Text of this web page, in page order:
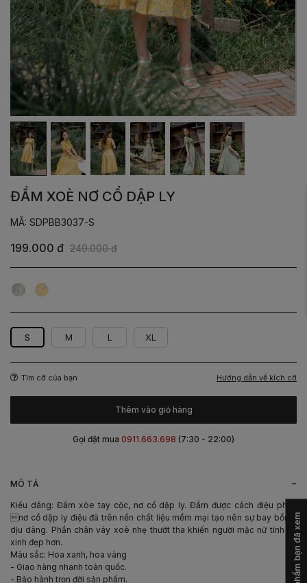
MÔ TẢ -
Kiểu dáng: Đầm xòe tay cộc, nơ cổ dập ly. Đầm được cách điệu phần
nơ cổ dập ly điệu đà trên nền chất liệu mềm mại tạo nên sự bay bổng,
dịu dàng. Phần chân váy xoè nhẹ thướt tha khiến người mặc nữ tính và
xinh đẹp hơn.
Màu sắc: Hoa xanh, hoa vàng
- Giao hàng nhanh toàn quốc.
- Bảo hành trọn đời sản phẩm.
ĐẦM XOÈ NƠ CỔ DẬP LY
MÃ: SDPBB3037-S
199.000 đ 249.000 đ
Hoa Hoa
S M L XL
Tìm cỡ của bạn Hướng dẫn về kích cỡ
Thêm vào giỏ hàng
Gọi đặt mua 0911.663.698 (7:30 - 22:00)
Sản phẩm bạn đã xem